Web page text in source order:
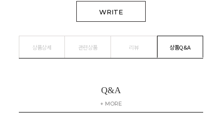
WRITE
상품상세 관련상품 리뷰 상품Q&A
Q&A
+ MORE